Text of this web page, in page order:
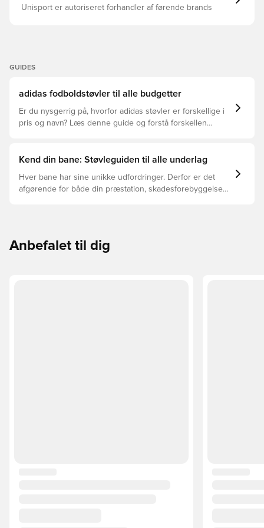
Unisport er autoriseret forhandler af førende brands
GUIDES
adidas fodboldstøvler til alle budgetter
Er du nysgerrig på, hvorfor adidas støvler er forskellige i
pris og navn? Læs denne guide og forstå forskellen
Kend din bane: Støvleguiden til alle underlag
Hver bane har sine unikke udfordringer. Derfor er det
afgørende for både din præstation, skadesforebyggelse
Anbefalet til dig